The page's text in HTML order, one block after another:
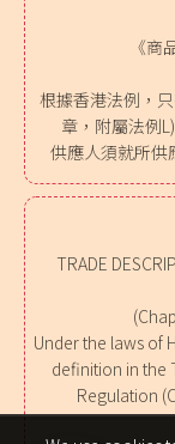
《商
根據香港法例，
章，附屬法例
供應人須就所供
TRADE
Under the laws of
definition in the
Regulation